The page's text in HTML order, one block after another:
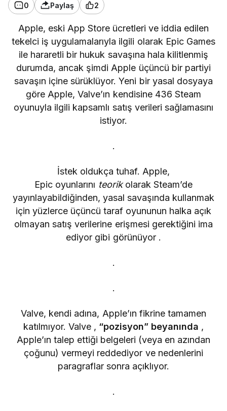
0 Paylaş 2
Apple, eski App Store ücretleri ve iddia edilen
tekelci iş uygulamalarıyla ilgili olarak Epic Games
ile hararetli bir hukuk savaşına hala kilitlenmiş
durumda, ancak şimdi Apple üçüncü bir partiyi
savaşın içine sürüklüyor. Yeni bir yasal dosyaya
göre Apple, Valve’ın kendisine 436 Steam
oyunuyla ilgili kapsamlı satış verileri sağlamasını
istiyor.
.
İstek oldukça tuhaf. Apple,
Epic oyunlarını teorikolarak Steam’de
yayınlayabildiğinden, yasal savaşında kullanmak
için yüzlerce üçüncü taraf oyununun halka açık
olmayan satış verilerine erişmesi gerektiğini ima
ediyor gibi görünüyor .
.
.
Valve, kendi adına, Apple’ın fikrine tamamen
katılmıyor. Valve , “pozisyon” beyanında ,
Apple’ın talep ettiği belgeleri (veya en azından
çoğunu) vermeyi reddediyor ve nedenlerini
paragraflar sonra açıklıyor.
.